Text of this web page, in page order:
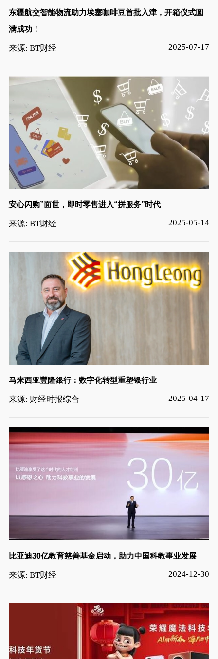
东疆航交智能物流助力埃塞咖啡豆首批入津，开箱仪式圆
满成功！
来源: BT财经 2025-07-17
安心闪购”面世，即时零售进入“拼服务”时代
来源: BT财经 2025-05-14
马来西亚豐隆銀行：数字化转型重塑银行业
来源: 财经时报综合 2025-04-17
比亚迪30亿教育慈善基金启动，助力中国科教事业发展
来源: BT财经 2024-12-30